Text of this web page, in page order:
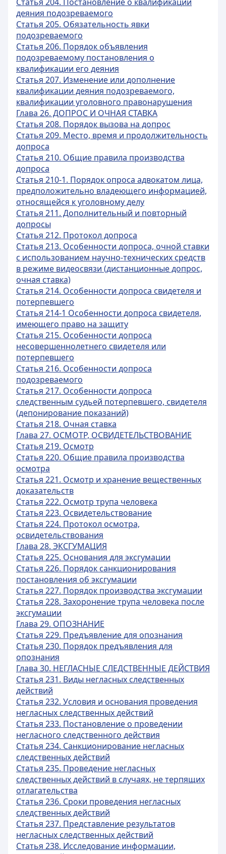
деяния подозреваемого
Статья 205. Обязательность явки
подозреваемого
Статья 206. Порядок объявления
подозреваемому постановления о
квалификации его деяния
Статья 207. Изменение или дополнение
квалификации деяния подозреваемого,
квалификации уголовного правонарушения
Глава 26. ДОПРОС И ОЧНАЯ СТАВКА
Статья 208. Порядок вызова на допрос
Статья 209. Место, время и продолжительность
допроса
Статья 210. Общие правила производства
допроса
Статья 210-1. Порядок опроса адвокатом лица,
предположительно владеющего информацией,
относящейся к уголовному делу
Статья 211. Дополнительный и повторный
допросы
Статья 212. Протокол допроса
Статья 213. Особенности допроса, очной ставки
с использованием научно-технических средств
в режиме видеосвязи (дистанционные допрос,
очная ставка)
Статья 214. Особенности допроса свидетеля и
потерпевшего
Статья 214-1 Особенности допроса свидетеля,
имеющего право на защиту
Статья 215. Особенности допроса
несовершеннолетнего свидетеля или
потерпевшего
Статья 216. Особенности допроса
подозреваемого
Статья 217. Особенности допроса
следственным судьей потерпевшего, свидетеля
(депонирование показаний)
Статья 218. Очная ставка
Глава 27. ОСМОТР, ОСВИДЕТЕЛЬСТВОВАНИЕ
Статья 219. Осмотр
Статья 220. Общие правила производства
осмотра
Статья 221. Осмотр и хранение вещественных
доказательств
Статья 222. Осмотр трупа человека
Статья 223. Освидетельствование
Статья 224. Протокол осмотра,
освидетельствования
Глава 28. ЭКСГУМАЦИЯ
Статья 225. Основания для эксгумации
Статья 226. Порядок санкционирования
постановления об эксгумации
Статья 227. Порядок производства эксгумации
Статья 228. Захоронение трупа человека после
эксгумации
Глава 29. ОПОЗНАНИЕ
Статья 229. Предъявление для опознания
Статья 230. Порядок предъявления для
опознания
Глава 30. НЕГЛАСНЫЕ СЛЕДСТВЕННЫЕ ДЕЙСТВИЯ
Статья 231. Виды негласных следственных
действий
Статья 232. Условия и основания проведения
негласных следственных действий
Статья 233. Постановление о проведении
негласного следственного действия
Статья 234. Санкционирование негласных
следственных действий
Статья 235. Проведение негласных
следственных действий в случаях, не терпящих
отлагательства
Статья 236. Сроки проведения негласных
следственных действий
Статья 237. Представление результатов
негласных следственных действий
Статья 238. Исследование информации,